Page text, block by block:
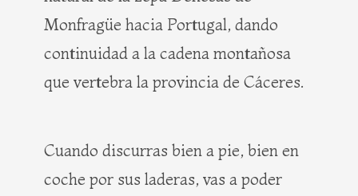
Monfragüe hacia Portugal, dando
continuidad a la cadena montañosa
que vertebra la provincia de Cáceres.
Cuando discurras bien a pie, bien en
coche por sus laderas, vas a poder